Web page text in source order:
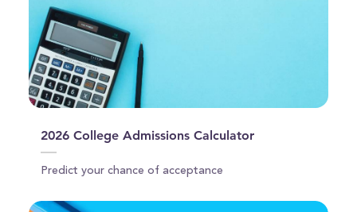
2026 College Admissions Calculator
Predict your chance of acceptance